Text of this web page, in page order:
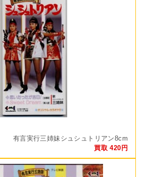
有言実行三姉妹シュシュトリアン8cm
買取 420円